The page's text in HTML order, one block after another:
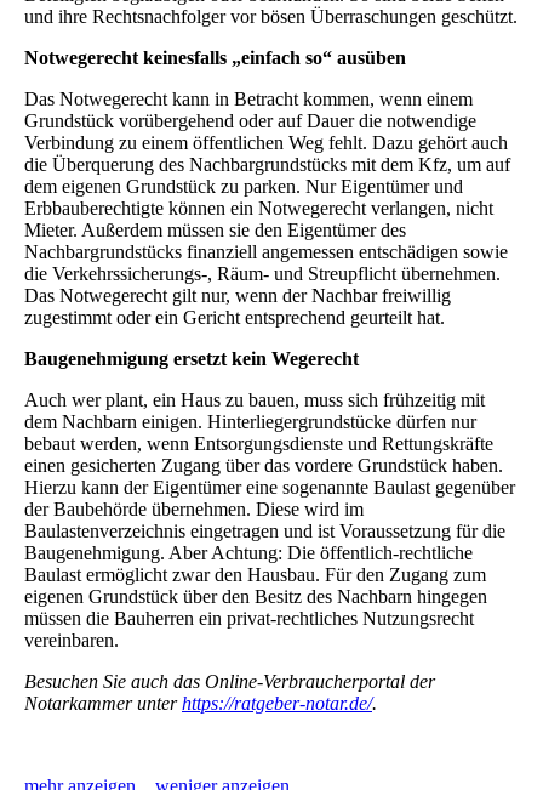
und ihre Rechtsnachfolger vor bösen Überraschungen geschützt.
Notwegerecht keinesfalls „einfach so“ ausüben
Das Notwegerecht kann in Betracht kommen, wenn einem
Grundstück vorübergehend oder auf Dauer die notwendige
Verbindung zu einem öffentlichen Weg fehlt. Dazu gehört auch
die Überquerung des Nachbargrundstücks mit dem Kfz, um auf
dem eigenen Grundstück zu parken. Nur Eigentümer und
Erbbauberechtigte können ein Notwegerecht verlangen, nicht
Mieter. Außerdem müssen sie den Eigentümer des
Nachbargrundstücks finanziell angemessen entschädigen sowie
die Verkehrssicherungs-, Räum- und Streupflicht übernehmen.
Das Notwegerecht gilt nur, wenn der Nachbar freiwillig
zugestimmt oder ein Gericht entsprechend geurteilt hat.
Baugenehmigung ersetzt kein Wegerecht
Auch wer plant, ein Haus zu bauen, muss sich frühzeitig mit
dem Nachbarn einigen. Hinterliegergrundstücke dürfen nur
bebaut werden, wenn Entsorgungsdienste und Rettungskräfte
einen gesicherten Zugang über das vordere Grundstück haben.
Hierzu kann der Eigentümer eine sogenannte Baulast gegenüber
der Baubehörde übernehmen. Diese wird im
Baulastenverzeichnis eingetragen und ist Voraussetzung für die
Baugenehmigung. Aber Achtung: Die öffentlich-rechtliche
Baulast ermöglicht zwar den Hausbau. Für den Zugang zum
eigenen Grundstück über den Besitz des Nachbarn hingegen
müssen die Bauherren ein privat-rechtliches Nutzungsrecht
vereinbaren.
Besuchen Sie auch das Online-Verbraucherportal der
Notarkammer unterhttps://ratgeber-notar.de/.
mehr anzeigen... weniger anzeigen...